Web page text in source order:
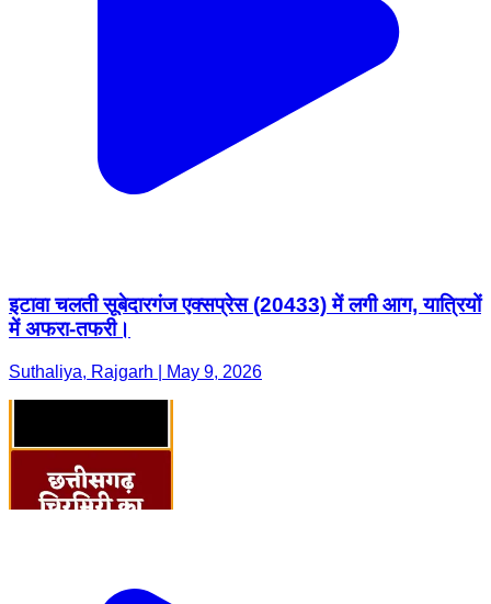
इटावा चलती सूबेदारगंज एक्सप्रेस (20433) में लगी आग, यात्रियों
में अफरा-तफरी।
Suthaliya, Rajgarh | May 9, 2026